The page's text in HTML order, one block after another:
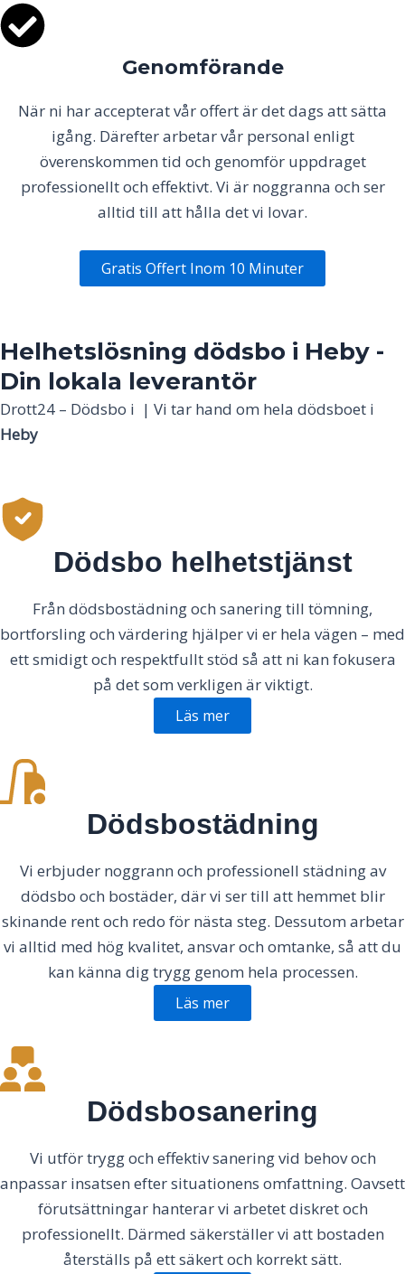
Genomförande
När ni har accepterat vår offert är det dags att sätta
igång. Därefter arbetar vår personal enligt
överenskommen tid och genomför uppdraget
professionellt och effektivt. Vi är noggranna och ser
alltid till att hålla det vi lovar.
Gratis Offert Inom 10 Minuter
Helhetslösning dödsbo i Heby -
Din lokala leverantör
Drott24 – Dödsbo i | Vi tar hand om hela dödsboet i
Heby
Dödsbo helhetstjänst
Från dödsbostädning och sanering till tömning,
bortforsling och värdering hjälper vi er hela vägen – med
ett smidigt och respektfullt stöd så att ni kan fokusera
på det som verkligen är viktigt.
Läs mer
Dödsbostädning
Vi erbjuder noggrann och professionell städning av
dödsbo och bostäder, där vi ser till att hemmet blir
skinande rent och redo för nästa steg. Dessutom arbetar
vi alltid med hög kvalitet, ansvar och omtanke, så att du
kan känna dig trygg genom hela processen.
Läs mer
Dödsbosanering
Vi utför trygg och effektiv sanering vid behov och
anpassar insatsen efter situationens omfattning. Oavsett
förutsättningar hanterar vi arbetet diskret och
professionellt. Därmed säkerställer vi att bostaden
återställs på ett säkert och korrekt sätt.